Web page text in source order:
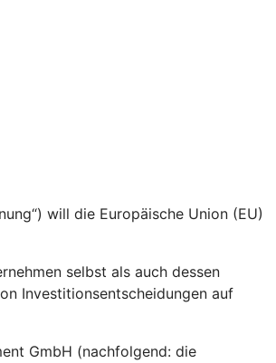
will die Europäische Union (EU)
selbst als auch dessen
Investitionsentscheidungen auf
GmbH (nachfolgend: die